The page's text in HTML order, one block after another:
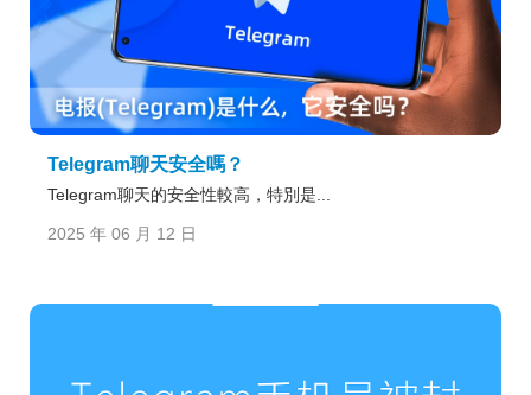
Telegram聊天安全嗎？
Telegram聊天的安全性較高，特別是...
2025 年 06 月 12 日